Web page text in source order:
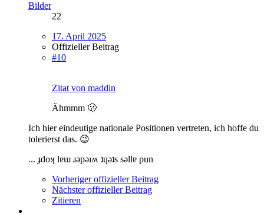
Bilder
22
17. April 2025
Offizieller Beitrag
#10
Zitat von maddin
Ähmmm 🫢
Ich hier eindeutige nationale Positionen vertreten, ich hoffe du
tolerierst das. 😉
... ɟdoʞ lɐɯ ɹǝpǝıʍ ʇɥǝʇs sǝllɐ pun
Vorheriger offizieller Beitrag
Nächster offizieller Beitrag
Zitieren